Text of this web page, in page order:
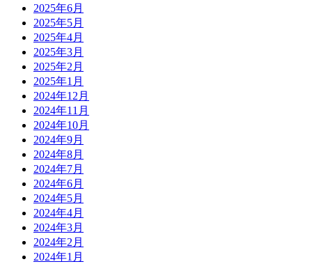
2025年6月
2025年5月
2025年4月
2025年3月
2025年2月
2025年1月
2024年12月
2024年11月
2024年10月
2024年9月
2024年8月
2024年7月
2024年6月
2024年5月
2024年4月
2024年3月
2024年2月
2024年1月